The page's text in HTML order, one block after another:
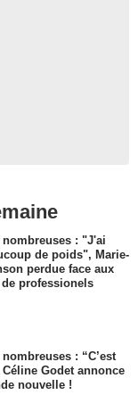
nombreuses : "J'ai
de poids", Marie-
perdue face aux
professionels
: “C’est
Godet annonce
nouvelle !